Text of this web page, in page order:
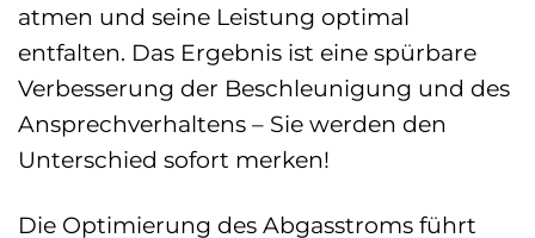
atmen und seine Leistung optimal
entfalten. Das Ergebnis ist eine spürbare
Verbesserung der Beschleunigung und des
Ansprechverhaltens – Sie werden den
Unterschied sofort merken!
Die Optimierung des Abgasstroms führt